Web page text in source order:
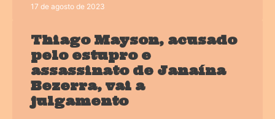
17 de agosto de 2023
Thiago Mayson, acusado
pelo estupro e
assassinato de Janaína
Bezerra, vai a
julgamento